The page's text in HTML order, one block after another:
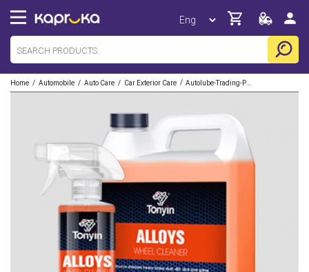
Home / Automobile / Auto Care / Car Exterior Care /